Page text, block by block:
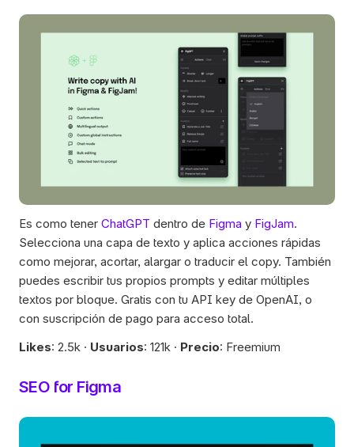
Es como tener ChatGPT dentro de Figma y FigJam.
Selecciona una capa de texto y aplica acciones rápidas
como mejorar, acortar, alargar o traducir el copy. También
puedes escribir tus propios prompts y editar múltiples
textos por bloque. Gratis con tu API key de OpenAI, o
con suscripción de pago para acceso total.
Likes: 2.5k · Usuarios: 121k · Precio: Freemium
SEO for Figma